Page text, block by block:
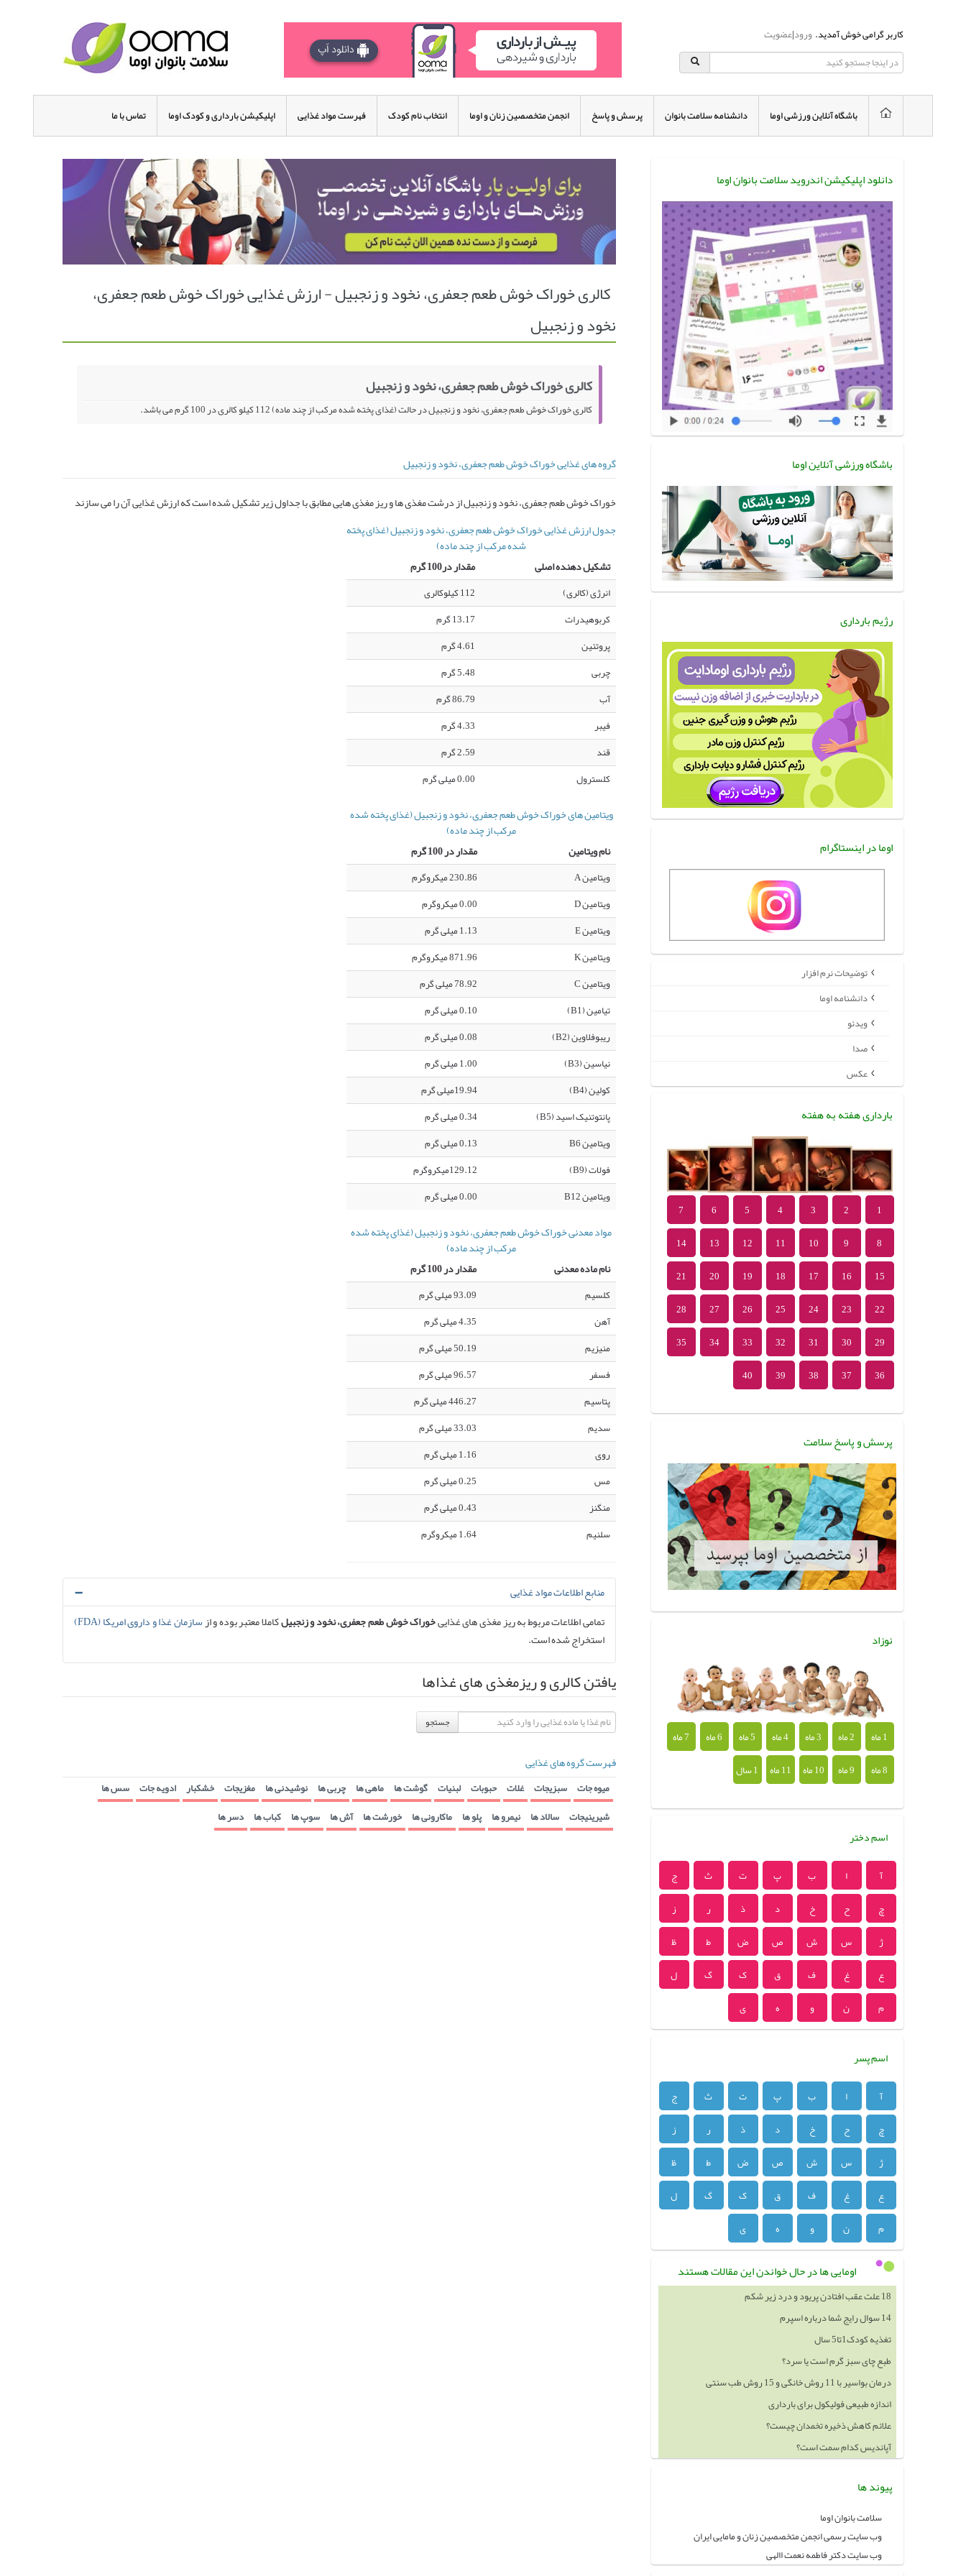
کاربر گرامی خوش آمدید.ورود|عضویت
باشگاه آنلاین ورزشی اوما دانشنامه سلامت بانوان پرسش و پاسخ انجمن متخصصین زنان و اوما انتخاب نام کودک فهرست مواد غذایی اپلیکیشن بارداری و کودک اوما تماس با ما
کالری خوراک خوش طعم جعفری، نخود و زنجبیل - ارزش غذایی خوراک خوش طعم جعفری،
نخود و زنجبیل
کالری خوراک خوش طعم جعفری، نخود و زنجبیل
کالری خوراک خوش طعم جعفری، نخود و زنجبیل در حالت (غذای پخته شده مرکب از چند ماده) 112 کیلو کالری در 100 گرم می باشد.
گروه های غذایی خوراک خوش طعم جعفری، نخود و زنجبیل
خوراک خوش طعم جعفری، نخود و زنجبیل از درشت مغذی ها و ریز مغذی هایی مطابق با جداول زیر تشکیل شده است که ارزش غذایی آن را می سازند
جدول ارزش غذایی خوراک خوش طعم جعفری، نخود و زنجبیل (غذای پخته
شده مرکب از چند ماده)
تشکیل دهنده اصلی
مقدار در100 گرم
انرژی (کالری)
112 کیلوکالری
کربوهیدرات
13.17 گرم
پروتئین
4.61 گرم
چربی
5.48 گرم
آب
86.79 گرم
فیبر
4.33 گرم
قند
2.59 گرم
کلسترول
0.00 میلی گرم
ویتامین های خوراک خوش طعم جعفری، نخود و زنجبیل (غذای پخته شده
مرکب از چند ماده)
نام ویتامین
مقدار در 100 گرم
ویتامین A
230.86 میکروگرم
ویتامین D
0.00 میکروگرم
ویتامین E
1.13 میلی گرم
ویتامین K
871.96 میکروگرم
ویتامین C
78.92 میلی گرم
تیامین (B1)
0.10 میلی گرم
ریبوفلاوین (B2)
0.08 میلی گرم
نیاسین (B3)
1.00 میلی گرم
کولین (B4)
19.94میلی گرم
پانتوتنیک اسید (B5)
0.34 میلی گرم
ویتامین B6
0.13 میلی گرم
فولات (B9)
129.12میکروگرم
ویتامین B12
0.00 میلی گرم
مواد معدنی خوراک خوش طعم جعفری، نخود و زنجبیل (غذای پخته شده
مرکب از چند ماده)
نام ماده معدنی
مقدار در 100 گرم
کلسیم
93.09 میلی گرم
آهن
4.35 میلی گرم
منیزیم
50.19 میلی گرم
فسفر
96.57 میلی گرم
پتاسیم
446.27 میلی گرم
سدیم
33.03 میلی گرم
روی
1.16 میلی گرم
مس
0.25 میلی گرم
منگنز
0.43 میلی گرم
سلنیم
1.64 میکروگرم
منابع اطلاعات مواد غذایی
تمامی اطلاعات مربوط به ریز مغذی های غذاییخوراک خوش طعم جعفری، نخود و زنجبیلکاملا معتبر بوده و ازسازمان غذا و داروی امریکا (FDA)
استخراج شده است.
یافتن کالری و ریزمغذی های غذاها
جستجو
فهرست گروه های غذایی
میوه جات سبزیجات غلات حبوبات لبنیات گوشت ها ماهی ها چربی ها نوشیدنی ها مغزیجات خشکبار ادویه جات سس ها
شیرینیجات سالاد ها نیمرو ها پلو ها ماکارونی ها خورشت ها آش ها سوپ ها کباب ها دسر ها
دانلود اپلیکیشن اندروید سلامت بانوان اوما
باشگاه ورزشی آنلاین اوما
رژیم بارداری
اوما در اینستاگرام
توضیحات نرم افزار
دانشنامه اوما
ویدئو
صدا
عکس
بارداری هفته به هفته
1
2
3
4
5
6
7
8
9
10
11
12
13
14
15
16
17
18
19
20
21
22
23
24
25
26
27
28
29
30
31
32
33
34
35
36
37
38
39
40
پرسش و پاسخ سلامت
نوزاد
1 ماه 2 ماه 3 ماه 4 ماه 5 ماه 6 ماه
7 ماه
8 ماه
9 ماه 10 ماه 11 ماه 1 سال
اسم دختر
آ ا ب پ ت ث
ج
چ
ح خ د ذ ر
ز
ژ
س ش ص ض ط
ظ
ع
غ ف ق ک گ
ل
م
ن و ه ی
اسم پسر
آ ا ب پ ت ث
ج
چ
ح خ د ذ ر
ز
ژ
س ش ص ض ط
ظ
ع
غ ف ق ک گ
ل
م
ن و ه ی
اومایی ها در حال خواندن این مقالات هستند
18 علت عقب افتادن پریود و درد زیر شکم
14 سوال رایج شما درباره اسپرم
تغذیه کودک1تا5 سال
طبع چای سبز گرم است یا سرد؟
درمان بواسیر با 11 روش خانگی و 15 روش طب سنتی
اندازه طبیعی فولیکول برای بارداری
علائم کاهش ذخیره تخمدان چیست؟
آپاندیس کدام سمت است؟
پیوند ها
سلامت بانوان اوما
وب سایت رسمی انجمن متخصصین زنان و مامایی ایران
وب سایت دکتر فاطمه نعمت االهی